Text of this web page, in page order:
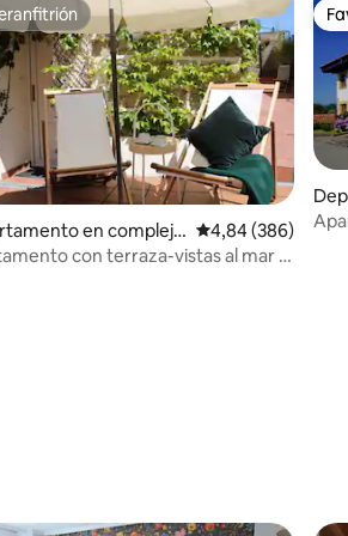
4,88 de 5. 165 evaluaciones
en complejo
en Santander
Calificación
4,84 (386)
con terraza-vistas al mar y